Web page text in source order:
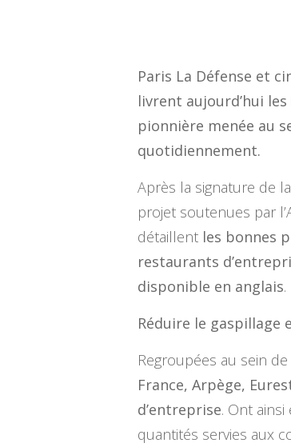
Paris La Défense et
livrent aujourd’hui
pionnière menée au
quotidiennement.
Après la signature de
projet soutenues par
détaillent les bonnes
restaurants
disponible en anglais.
Réduire le gaspillage
Regroupées au sein
France, Arpège,
d’entreprise. Ont
quantités servies aux